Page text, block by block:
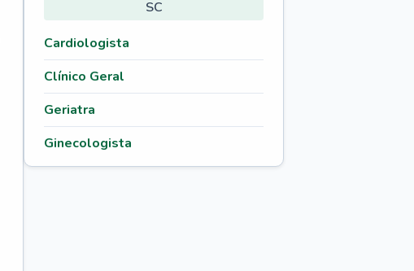
SC
Cardiologista
Clínico Geral
Geriatra
Ginecologista